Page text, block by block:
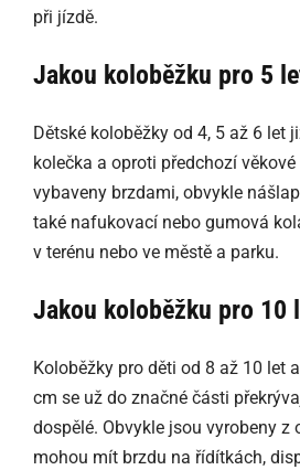
při jízdě.
Jakou koloběžku pro 5
Dětské koloběžky od 4, 5 až 6 let
kolečka a oproti předchozí
vybaveny brzdami, obvykle
také nafukovací nebo gumová
v terénu nebo ve městě a parku.
Jakou koloběžku pro 10
Koloběžky pro děti od 8 až 10 let
cm se už do značné části
dospělé. Obvykle jsou vyrobeny z
mohou mít brzdu na řídítkách,